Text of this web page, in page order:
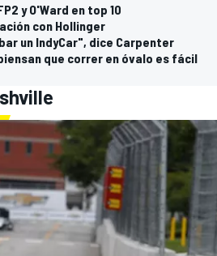
y O'Ward en top 10
con Hollinger
un IndyCar", dice Carpenter
que correr en óvalo es fácil